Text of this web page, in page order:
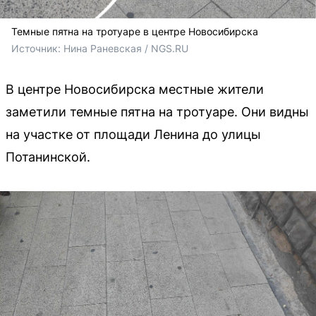
Темные пятна на тротуаре в центре Новосибирска
Источник: Нина Раневская / NGS.RU
В центре Новосибирска местные жители
заметили темные пятна на тротуаре. Они видны
на участке от площади Ленина до улицы
Потанинской.